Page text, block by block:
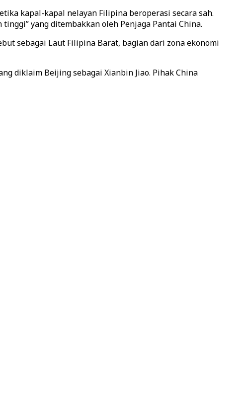
kapal-kapal nelayan Filipina beroperasi secara sah.
yang ditembakkan oleh Penjaga Pantai China.
sebagai Laut Filipina Barat, bagian dari zona ekonomi
diklaim Beijing sebagai Xianbin Jiao. Pihak China